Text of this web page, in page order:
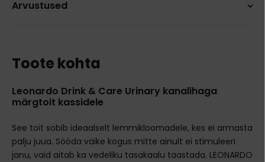
Arvustused
Toote kohta
Leonardo Drink & Care Urinary kanalihaga
märgtoit kassidele
See toit sobib ideaalselt lemmikloomadele, kes ei armasta
palju juua. Sööda väike kogus mitte ainult ei stimuleeri
janu, vaid aitab ka vedeliku tasakaalu taastada. LEONARDO